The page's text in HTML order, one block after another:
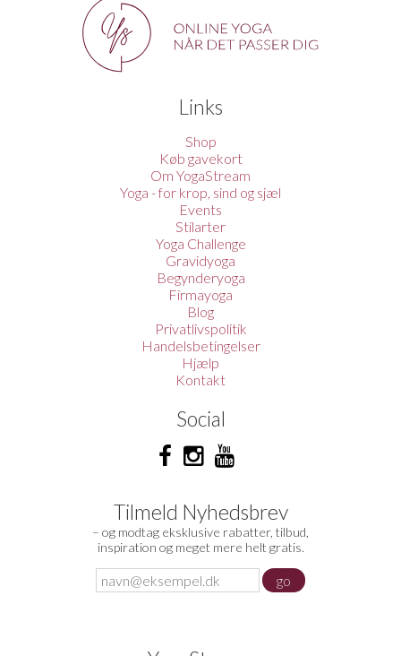
Links
Shop
Køb gavekort
Om YogaStream
Yoga - for krop, sind og sjæl
Events
Stilarter
Yoga Challenge
Gravidyoga
Begynderyoga
Firmayoga
Blog
Privatlivspolitik
Handelsbetingelser
Hjælp
Kontakt
Social
Tilmeld Nyhedsbrev
– og modtag eksklusive rabatter, tilbud,
inspiration og meget mere helt gratis.